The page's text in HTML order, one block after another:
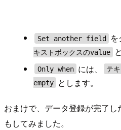
Set another field
キストボックスのvalue
Only when には、
テ
empty
とします。
おまけで、データ登録が完了
もしてみました。